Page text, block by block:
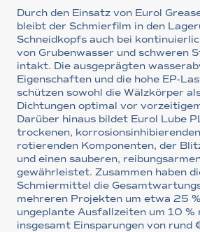
Durch den Einsatz von Eurol
bleibt der Schmierfilm in den
Schneidkopfs auch bei
von Grubenwasser und schweren
intakt. Die ausgeprägten
Eigenschaften und die hohe EP-
schützen sowohl die Wälzkörper
Dichtungen optimal vor
Darüber hinaus bildet Eurol Lube
trockenen,
rotierenden Komponenten, der
und einen sauberen,
gewährleistet. Zusammen haben
Schmiermittel die
mehreren Projekten um etwa 25
ungeplante Ausfallzeiten um 10 %
insgesamt Einsparungen von